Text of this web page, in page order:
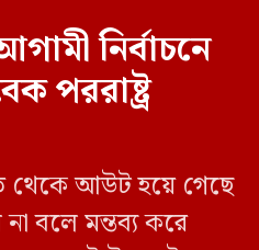
নির্বাচনে
পররাষ্ট্র
থেকে আউট হয়ে গেছে
বলে মন্তব্য করে